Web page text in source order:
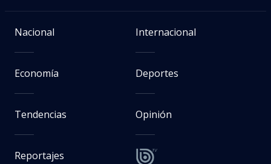
Nacional Internacional
Economía Deportes
Tendencias Opinión
Reportajes